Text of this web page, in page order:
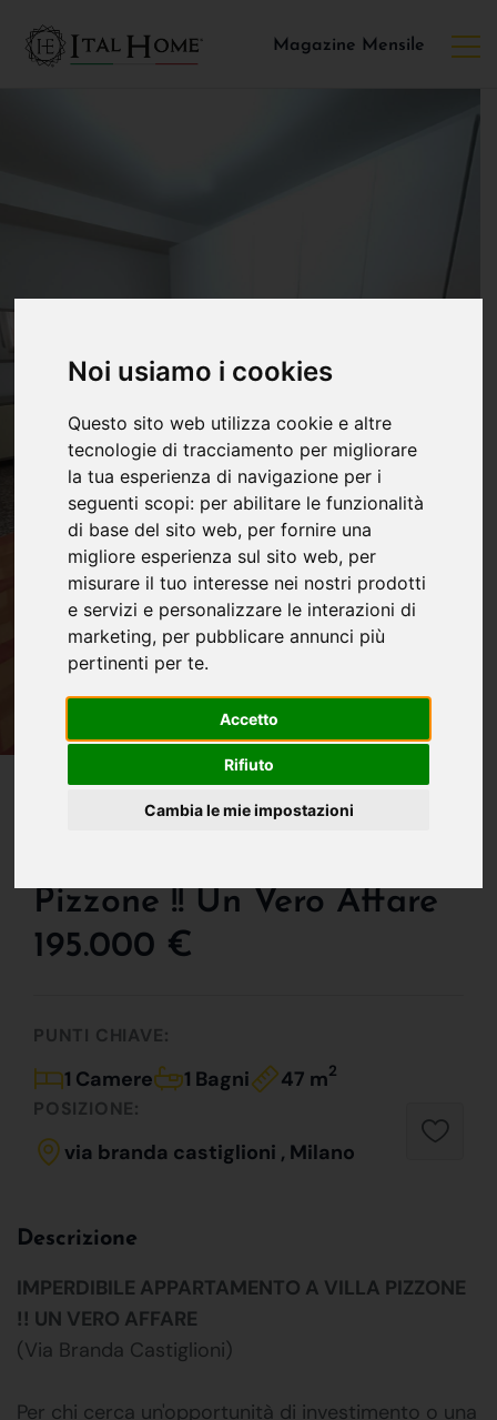
Noi usiamo i cookies
Questo sito web utilizza cookie e altre
tecnologie di tracciamento per migliorare
la tua esperienza di navigazione per i
seguenti scopi: per abilitare le funzionalità
di base del sito web, per fornire una
migliore esperienza sul sito web, per
misurare il tuo interesse nei nostri prodotti
e servizi e personalizzare le interazioni di
marketing, per pubblicare annunci più
pertinenti per te.
Accetto
Rifiuto
Cambia le mie impostazioni
Magazine Mensile
Imperdibile
Pizzone !! Un Vero Affare
195.000 €
PUNTI CHIAVE:
1 Camere 1 Bagni 47 m2
POSIZIONE:
via branda castiglioni , Milano
Descrizione
IMPERDIBILE APPARTAMENTO A VILLA PIZZONE
!! UN VERO AFFARE
(Via Branda Castiglioni)
Per chi cerca un'opportunità di investimento o una